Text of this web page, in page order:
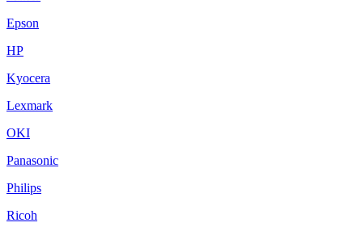
Epson
HP
Kyocera
Lexmark
OKI
Panasonic
Philips
Ricoh